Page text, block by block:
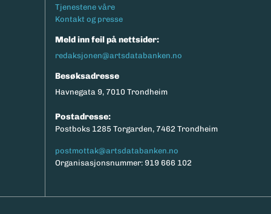
Tjenestene våre
Kontakt og presse
Meld inn feil på nettsider:
redaksjonen@artsdatabanken.no
Besøksadresse
Havnegata 9, 7010 Trondheim
Postadresse:
Postboks 1285 Torgarden, 7462 Trondheim
postmottak@artsdatabanken.no
Organisasjonsnummer: 919 666 102